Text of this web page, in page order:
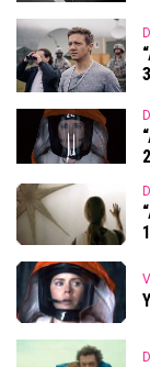
3
2
1